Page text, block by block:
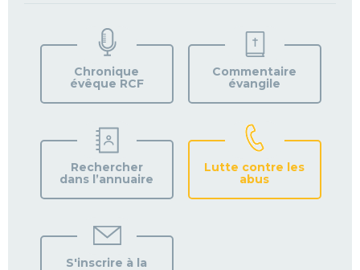
VOTRE
PAROISSE
Chronique
évêque RCF
Commentaire
évangile
Rechercher
dans l’annuaire
Lutte contre les
abus
S'inscrire à la